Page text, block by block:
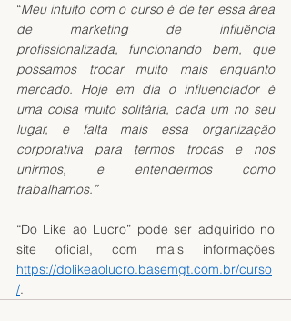
“Meu intuito com o curso é de ter essa área
de marketing de influência
profissionalizada, funcionando bem, que
possamos trocar muito mais enquanto
mercado. Hoje em dia o influenciador é
uma coisa muito solitária, cada um no seu
lugar, e falta mais essa organização
corporativa para termos trocas e nos
unirmos, e entendermos como
trabalhamos.”
“Do Like ao Lucro” pode ser adquirido no
https://dolikeaolucro.basemgt.com.br/curso
/.